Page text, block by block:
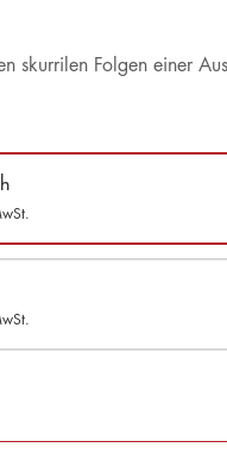
Folgen einer